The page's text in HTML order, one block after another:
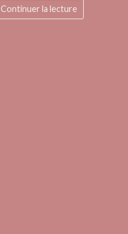
Continuer la lecture